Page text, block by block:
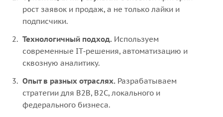
рост заявок и продаж, а не только лайки и
подписчики.
Технологичный подход. Используем
современные IT‑решения, автоматизацию и
сквозную аналитику.
Опыт в разных отраслях. Разрабатываем
стратегии для B2B, B2C, локального и
федерального бизнеса.